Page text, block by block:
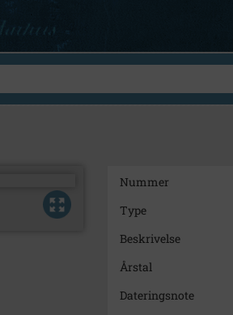
Nummer
Type
Beskrivelse
Årstal
Dateringsnote